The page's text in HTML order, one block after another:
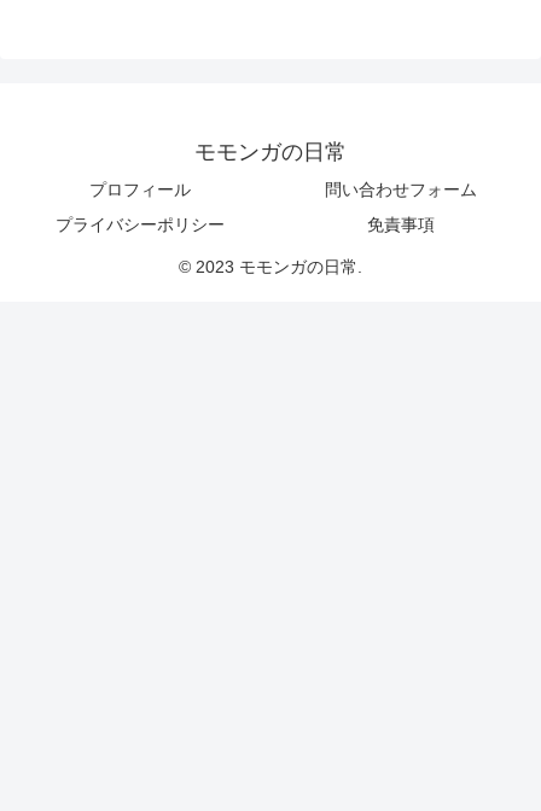
モモンガの日常
プロフィール
問い合わせフォーム
プライバシーポリシー
免責事項
© 2023 モモンガの日常.